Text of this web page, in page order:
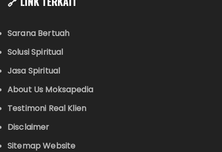
Sarana Bertuah
Solusi Spiritual
Jasa Spiritual
About Us Moksapedia
Testimoni Real Klien
Disclaimer
Sitemap Website